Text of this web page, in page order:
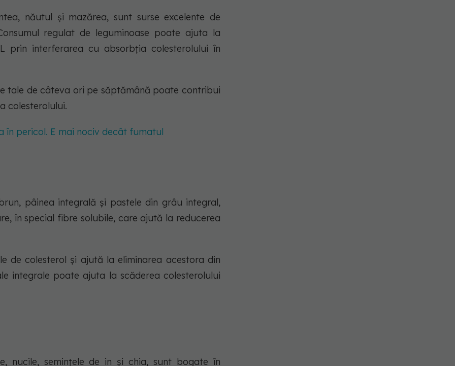
năutul și mazărea, sunt surse excelente de
regulat de leguminoase poate ajuta la
prin interferarea cu absorbția colesterolului în
tale de câteva ori pe săptămână poate contribui
colesterolului.
în pericol. E mai nociv decât fumatul
pâinea integrală și pastele din grâu integral,
în special fibre solubile, care ajută la reducerea
de colesterol și ajută la eliminarea acestora din
integrale poate ajuta la scăderea colesterolului
nucile, semințele de in și chia, sunt bogate în